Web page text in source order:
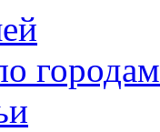
городам